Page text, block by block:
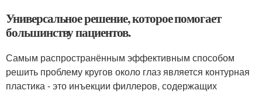
Универсальное решение, которое помогает
большинству пациентов.
Самым распространённым эффективным способом
решить проблему кругов около глаз является контурная
пластика - это инъекции филлеров, содержащих